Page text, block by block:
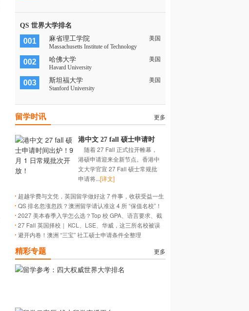
QS 世界大学排名
001 麻省理工学院
美国
Massachusetts Institute of Technology
002 哈佛大学
美国
Havard University
003 斯坦福大学
美国
Stanford University
留学时讯 更多
港中文 27 fall 硕士申请时
间出炉！9 月 1 日常规批次
开放！
随着 27 Fall 正式拉开帷幕，
港硕申请迎来全新节点。香港中
文大学官宣 27 Fall 硕士常规批
申请将...[详文]
超越学费与文凭，英国留学做好这 7 件事，收获受益一生
的成长~
QS 排名忽涨忽跌？澳洲留学请认准这 4 所 “保值名校”！
2027 美本春季入学怎么选？Top 校 GPA、语言要求、截
止日期大盘点
27 Fall 英国择校｜ KCL、LSE、华威，这三所名校被误
解有多深？
避开内卷！澳洲 “三宝” 社工硕士申请条件全整理
精彩专题
更多